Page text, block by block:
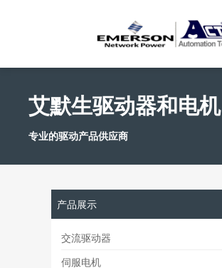
艾默生驱动器和电机
专业的驱动产品供应商
产品展示
交流驱动器
伺服电机